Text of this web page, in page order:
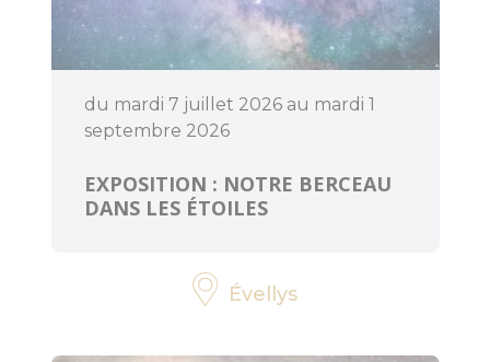
Loisirs
aquatiques
Aires de jeux
du mardi 7 juillet 2026 au mardi 1
septembre 2026
EXPOSITION : NOTRE BERCEAU
DANS LES ÉTOILES
Évellys